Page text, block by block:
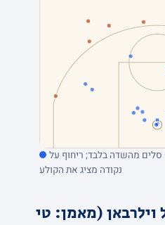
(6) · סלים מהשדה בלבד; ריחוף על
נקודה מציג את הקולע
(מאמן: טי